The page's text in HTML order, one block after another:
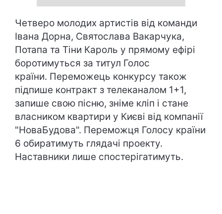
Четверо молодих артистів від команди
Івана Дорна, Святослава Вакарчука,
Потапа та Тіни Кароль у прямому ефірі
боротимуться за титул Голос
країни. Переможець конкурсу також
підпише контракт з телеканалом 1+1,
запише свою пісню, зніме кліп і стане
власником квартири у Києві від компанії
"НоваБудова". Переможця Голосу країни
6 обиратимуть глядачі проекту.
Наставники лише спостерігатимуть.